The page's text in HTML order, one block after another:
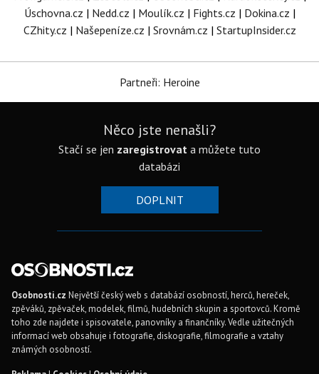
Úschovna.cz | Nedd.cz | Moulík.cz | Fights.cz | Dokina.cz |
CZhity.cz | Našepeníze.cz | Srovnám.cz | StartupInsider.cz
Partneři: Heroine
Něco jste nenašli?
Stačí se jen zaregistrovat a můžete tuto
databázi
DOPLNIT
Osobnosti.cz Největší český web s databází osobností, herců, hereček,
zpěváků, zpěvaček, modelek, filmů, hudebních skupin a sportovců. Kromě
toho zde najdete i spisovatele, panovníky a finančníky. Vedle užitečných
informací web obsahuje i fotografie, diskografie, filmografie a vztahy
známých osobností.